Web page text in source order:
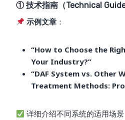
① 技术指南（Technical
示例文章 ：
“How to Choose the
Your Industry?”
“DAF System vs. Other
Treatment Methods:
详细介绍不同系统的适用场景